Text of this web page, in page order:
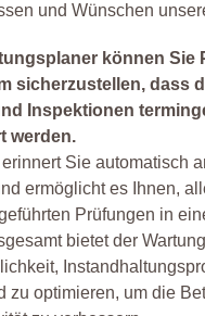
und Wünschen
können Sie
sicherzustellen, dass
Inspektionen
werden.
Sie automatisch
ermöglicht es Ihnen,
Prüfungen in
bietet der
zu optimieren, um die